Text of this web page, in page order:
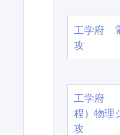
工学府
攻
工学府
程）物理
攻